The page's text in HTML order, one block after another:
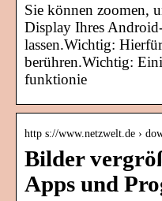
Sie können zoomen,
Display Ihres
lassen.Wichtig:
berühren.Wichtig:
funktionie
http s://www.netzwelt.de ›
Bilder
Apps und